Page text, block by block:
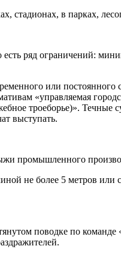
стадионах, в парках,
ряд ограничений:
или
«управляемая
троеборье)».
выступать.
промышленного
не более 5 метров
поводке по